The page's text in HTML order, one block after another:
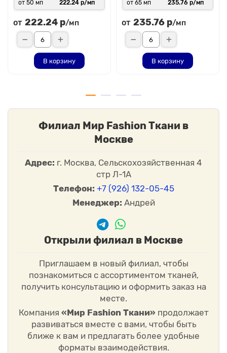
от 50 мп 222.24 р/мп
от 222.24 р/мп
В корзину
от 65 мп 235.76 р/мп
от 235.76 р/мп
В корзину
Филиал Мир Fashion Ткани в
Москве
Адрес: г. Москва, Сельскохозяйственная 4
стр Л-1А
Телефон: +7 (926) 132-05-45
Менеджер: Андрей
Открыли филиал в Москве
Приглашаем в новый филиал, чтобы
познакомиться с ассортиментом тканей,
получить консультацию и оформить заказ на
месте.
Компания «Мир Fashion Ткани» продолжает
развиваться вместе с вами, чтобы быть
ближе к вам и предлагать более удобные
форматы взаимодействия.